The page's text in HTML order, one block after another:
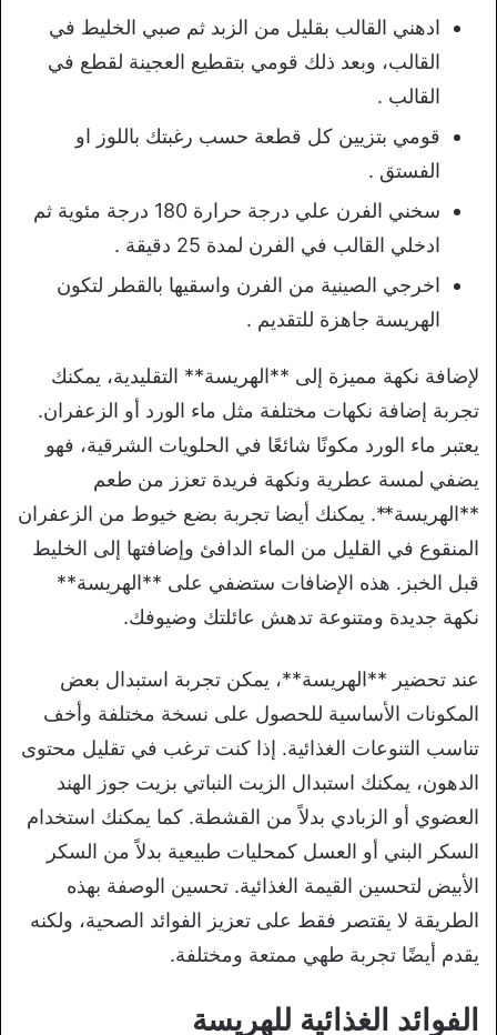
ادهني القالب بقليل من الزبد ثم صبي الخليط في
القالب، وبعد ذلك قومي بتقطيع العجينة لقطع في
القالب .
قومي بتزيين كل قطعة حسب رغبتك باللوز او
الفستق .
سخني الفرن علي درجة حرارة 180 درجة مئوية ثم
ادخلي القالب في الفرن لمدة 25 دقيقة .
اخرجي الصينية من الفرن واسقيها بالقطر لتكون
الهريسة جاهزة للتقديم .
لإضافة نكهة مميزة إلى **الهريسة** التقليدية، يمكنك
تجربة إضافة نكهات مختلفة مثل ماء الورد أو الزعفران.
يعتبر ماء الورد مكونًا شائعًا في الحلويات الشرقية، فهو
يضفي لمسة عطرية ونكهة فريدة تعزز من طعم
**الهريسة**. يمكنك أيضا تجربة بضع خيوط من الزعفران
المنقوع في القليل من الماء الدافئ وإضافتها إلى الخليط
قبل الخبز. هذه الإضافات ستضفي على **الهريسة**
نكهة جديدة ومتنوعة تدهش عائلتك وضيوفك.
عند تحضير **الهريسة**، يمكن تجربة استبدال بعض
المكونات الأساسية للحصول على نسخة مختلفة وأخف
تناسب التنوعات الغذائية. إذا كنت ترغب في تقليل محتوى
الدهون، يمكنك استبدال الزيت النباتي بزيت جوز الهند
العضوي أو الزبادي بدلاً من القشطة. كما يمكنك استخدام
السكر البني أو العسل كمحليات طبيعية بدلاً من السكر
الأبيض لتحسين القيمة الغذائية. تحسين الوصفة بهذه
الطريقة لا يقتصر فقط على تعزيز الفوائد الصحية، ولكنه
يقدم أيضًا تجربة طهي ممتعة ومختلفة.
الفوائد الغذائية للهريسة